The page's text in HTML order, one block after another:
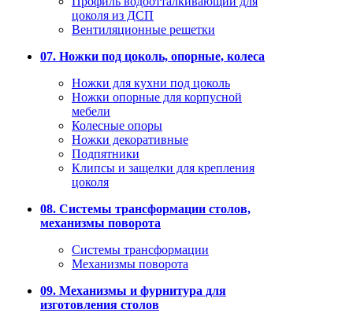
цоколя из ДСП
Вентиляционные решетки
07. Ножки под цоколь, опорные, колеса
Ножки для кухни под цоколь
Ножки опорные для корпусной
мебели
Колесные опоры
Ножки декоративные
Подпятники
Клипсы и защелки для крепления
цоколя
08. Системы трансформации столов,
механизмы поворота
Системы трансформации
Механизмы поворота
09. Механизмы и фурнитура для
изготовления столов